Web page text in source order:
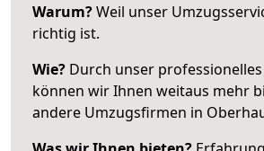
Warum?Weil unser
richtig ist.
Wie? Durch unser
können wir Ihnen weitaus mehr
andere Umzugsfirmen in